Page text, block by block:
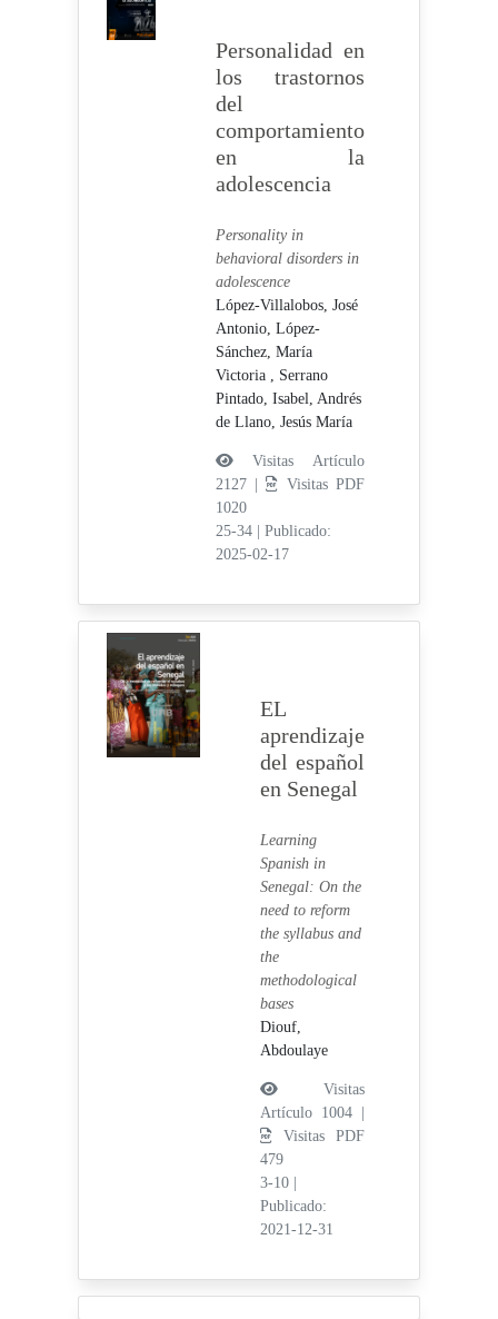
Personalidad en
los trastornos
del
comportamiento
en la
adolescencia
Personality in
behavioral disorders in
adolescence
López-Villalobos, José
Antonio, López-
Sánchez, María
Victoria , Serrano
Pintado, Isabel, Andrés
de Llano, Jesús María
Visitas Artículo
2127 |
Visitas PDF
1020
25-34
Publicado:
2025-02-17
EL
aprendizaje
del español
en Senegal
Learning
Spanish in
Senegal: On the
need to reform
the syllabus and
the
methodological
bases
Diouf,
Abdoulaye
Visitas
Artículo 1004 |
Visitas PDF
479
3-10
Publicado:
2021-12-31